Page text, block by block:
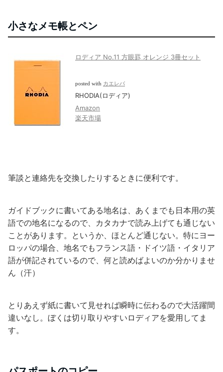
小さなメモ帳とペン
ロディア No.11 方眼罫 オレンジ 3冊セット
posted with カエレバ
RHODIA(ロディア)
Amazon
楽天市場
筆談と連絡先を交換したりするときに便利です。
ガイドブックに書いてある地名は、あくまでも日本用の英
語での地名になるので、カタカナで読み上げても通じない
ことがあります。というか、ほとんど通じない。特にヨー
ロッパの場合、地名でもフランス語・ドイツ語・イタリア
語が併記されているので、何と読めばよいのか分かりませ
ん（汗）
とりあえず紙に書いて見せれば瞬時に伝わるので大活躍間
違いなし。ぼくは切り取りやすいロディアを愛用してま
す。